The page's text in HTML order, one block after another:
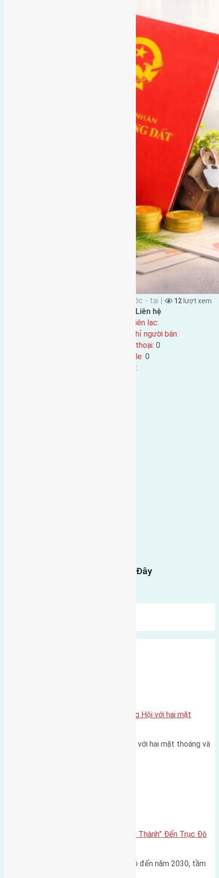
Đặng Đức Giảng đăng vào 7 tháng Trước - tại | 12 lượt xem
Liên hệ
Tên liên lạc:
Địa chỉ người bán:
Điện thoại: 0
Mobile: 0
Email:
Gửi Tin Nhắn Cho Chúng Tôi Ở Đây
Một vị trí hiếm còn lại tại X1 Đông Hội với hai mặt
Một góc tái định cư X1 Đông Hội với hai mặt thoáng và
Đông Anh 2026: Từ “Huyện Ngoại Thành” Đến Trục Đô
Trong bối cảnh Quy hoạch Thủ đô đến năm 2030, tầm